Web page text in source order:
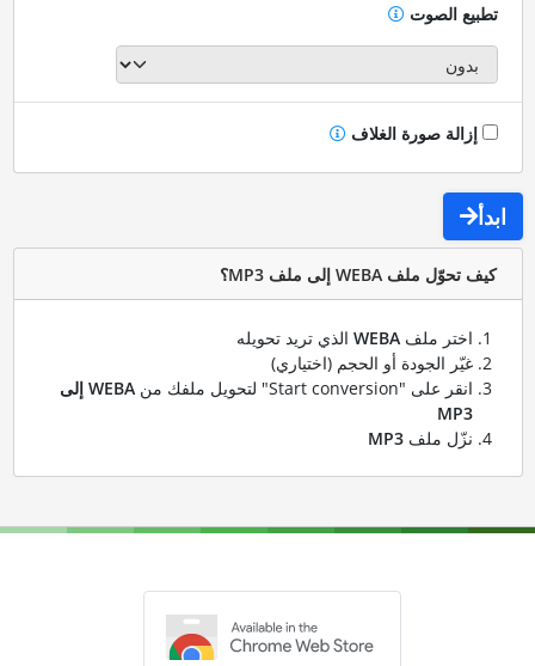
تطبيع الصوت
إزالة صورة الغلاف
ابدأ
كيف تحوّل ملف WEBA إلى ملف MP3؟
اختر ملف WEBAالذي تريد تحويله
غيّر الجودة أو الحجم (اختياري)
انقر على "Start conversion" لتحويل ملفك من
WEBA إلى
MP3
نزّل ملف MP3